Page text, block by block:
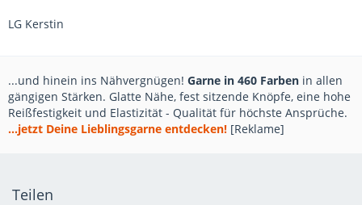
LG Kerstin
...und hinein ins Nähvergnügen! Garne in 460 Farben in allen
gängigen Stärken. Glatte Nähe, fest sitzende Knöpfe, eine hohe
Reißfestigkeit und Elastizität - Qualität für höchste Ansprüche.
...jetzt Deine Lieblingsgarne entdecken! [Reklame]
Teilen